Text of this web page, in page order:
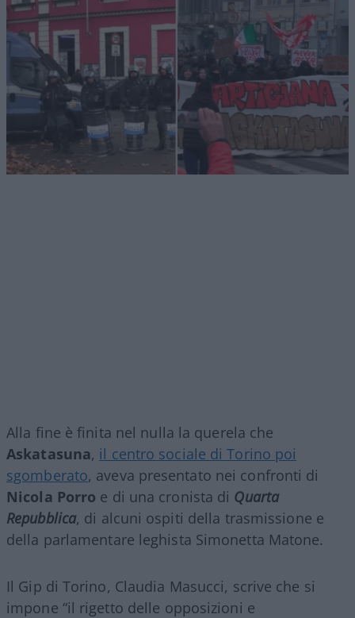
Alla fine è finita nel nulla la querela che
Askatasuna, il centro sociale di Torino poi
sgomberato, aveva presentato nei confronti di
Nicola Porro e di una cronista di Quarta
Repubblica, di alcuni ospiti della trasmissione e
della parlamentare leghista Simonetta Matone.
Il Gip di Torino, Claudia Masucci, scrive che si
impone “il rigetto delle opposizioni e